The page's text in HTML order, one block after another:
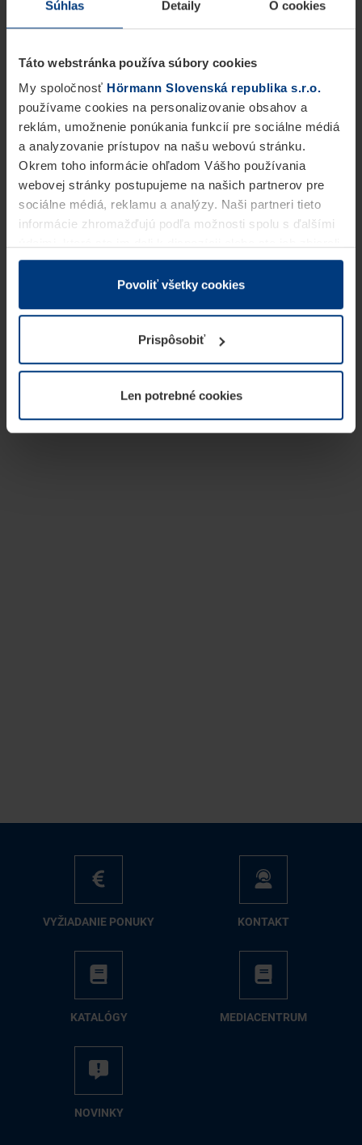
Súhlas Detaily O cookies
Táto webstránka používa súbory cookies
My spoločnosť Hörmann Slovenská republika s.r.o.
používame cookies na personalizovanie obsahov a
reklám, umožnenie ponúkania funkcií pre sociálne médiá
a analyzovanie prístupov na našu webovú stránku.
Okrem toho informácie ohľadom Vášho používania
webovej stránky postupujeme na našich partnerov pre
sociálne médiá, reklamu a analýzy. Naši partneri tieto
informácie zhromažďujú podľa možnosti spolu s ďalšími
v rámci Vášho využívania služieb.
Z právneho hľadiska môžeme cookies ukladať na Vašom
prevádzku tejto stránky. Pre všetky ostatné typy cookie
potrebujeme Vaše povolenie. Vaše povolenie môžete
kedykoľvek zmeniť alebo odvolať vo vysvetlení cookie
našej webovej stránky.
Povoliť všetky cookies
Prispôsobiť
Len potrebné cookies
VY­ŽIA­DA­NIE PO­NU­KY KON­TAKT
KA­TA­LÓ­GY ME­DIA­CEN­TRUM
NO­VIN­KY